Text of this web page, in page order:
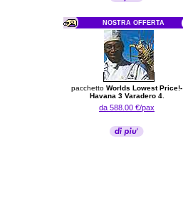
NOSTRA OFFERTA
pacchetto Worlds Lowest Price!-
Havana 3 Varadero 4.
da 588.00 €/pax